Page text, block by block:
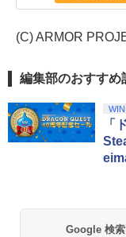
(C) ARMOR
編集部のおすすめ
WIN
「
Google 検索